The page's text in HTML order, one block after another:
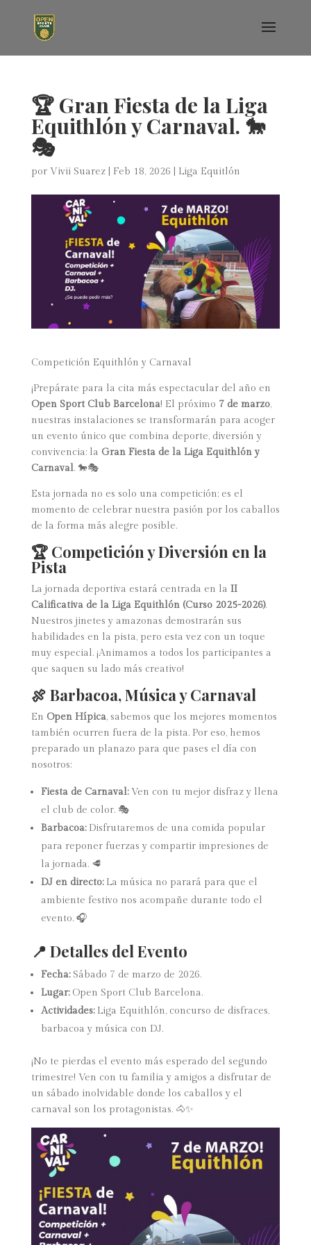
🏆 Gran Fiesta de la Liga
Equithlón y Carnaval. 🐎
🎭
por Vivii Suarez| Feb 18, 2026 Liga Equitlón
Competición Equithlón y Carnaval
¡Prepárate para la cita más espectacular del año en
Open Sport Club Barcelona! El próximo 7 de marzo,
nuestras instalaciones se transformarán para acoger
un evento único que combina deporte, diversión y
convivencia: la Gran Fiesta de la Liga Equithlón y
Carnaval. 🐎🎭
Esta jornada no es solo una competición; es el
momento de celebrar nuestra pasión por los caballos
de la forma más alegre posible.
🏆 Competición y Diversión en la
Pista
La jornada deportiva estará centrada en la II
Calificativa de la Liga Equithlón (Curso 2025-2026).
Nuestros jinetes y amazonas demostrarán sus
habilidades en la pista, pero esta vez con un toque
muy especial. ¡Animamos a todos los participantes a
que saquen su lado más creativo!
🍖 Barbacoa, Música y Carnaval
En Open Hípica, sabemos que los mejores momentos
también ocurren fuera de la pista. Por eso, hemos
preparado un planazo para que pases el día con
nosotros:
Fiesta de Carnaval:Ven con tu mejor disfraz y llena
el club de color. 🎭
Barbacoa:Disfrutaremos de una comida popular
para reponer fuerzas y compartir impresiones de
la jornada. 🥩
DJ en directo:La música no parará para que el
ambiente festivo nos acompañe durante todo el
evento. 🎧
📍 Detalles del Evento
Fecha:Sábado 7 de marzo de 2026.
Lugar:Open Sport Club Barcelona.
Actividades:Liga Equithlón, concurso de disfraces,
barbacoa y música con DJ.
¡No te pierdas el evento más esperado del segundo
trimestre! Ven con tu familia y amigos a disfrutar de
un sábado inolvidable donde los caballos y el
carnaval son los protagonistas. 🐴✨